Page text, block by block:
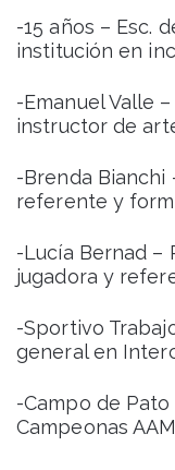
-15 años – Esc.
institución en
-Emanuel Valle
instructor de
-Brenda Bianchi
referente y
-Lucía Bernad –
jugadora y
-Sportivo
general en
-Campo de
Campeonas